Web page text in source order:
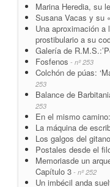
Marina Heredia, su
Susana Vacas y su
Una aproximación
prostibulario a su
Galería de
Fosfenos - nº 253
Colchón de púas:
253
Balance de
253
En el mismo
La máquina de
Los galgos del
Postales desde el
Memoriasde un
Capítulo 3 - nº 252
Un imbécil anda